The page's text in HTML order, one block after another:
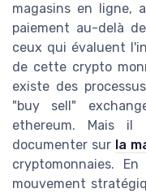
magasins en ligne,
paiement au-delà
ceux qui évaluent
de cette crypto
existe des
"buy sell"
ethereum. Mais
documenter sur la
cryptomonnaies.
mouvement